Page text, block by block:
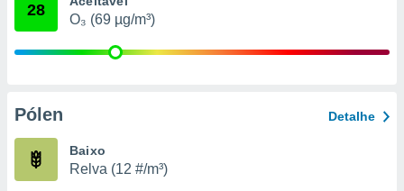
28
O₃ (69 µg/m³)
Pólen Detalhe
Baixo
Relva (12 #/m³)